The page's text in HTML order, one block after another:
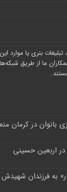
تبلیغات بنری یا موارد
ما از طریق
در اربعین حسینی
به فرزندان